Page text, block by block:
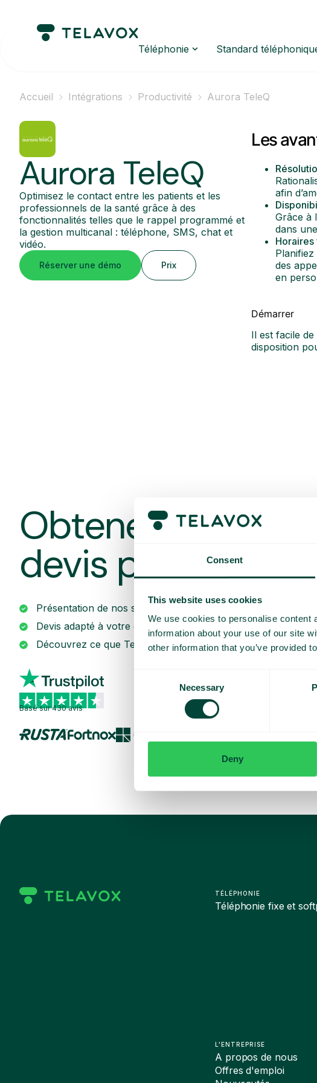
Consent
This website uses cookies
We use cookies to personalise content
information about your use of our site
other information that you’ve provided
Necessary
Deny
Téléphonie Standard
Accueil Intégrations Productivité Aurora TeleQ
Aurora TeleQ
Optimisez le contact entre les patients et les
professionnels de la santé grâce à des
fonctionnalités telles que le rappel programmé et
la gestion multicanal : téléphone, SMS, chat et
vidéo.
Réserver une démo Prix
Les
afin
Grâce à
dans
des
en
Démarrer
Il est facile
disposition
Obtenez une
devis
Présentation de nos services
Devis adapté à votre entreprise
Découvrez ce que Telavox peut apporter à votre entreprise
Basé sur 430 avis
TÉLÉPHONIE
Téléphonie fixe et
L'ENTREPRISE
A propos de nous
Offres d'emploi